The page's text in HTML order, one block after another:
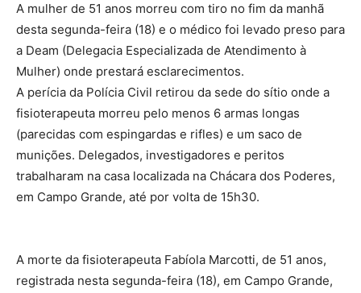
A mulher de 51 anos morreu com tiro no fim da manhã
desta segunda-feira (18) e o médico foi levado preso para
a Deam (Delegacia Especializada de Atendimento à
Mulher) onde prestará esclarecimentos.
A perícia da Polícia Civil retirou da sede do sítio onde a
fisioterapeuta morreu pelo menos 6 armas longas
(parecidas com espingardas e rifles) e um saco de
munições. Delegados, investigadores e peritos
trabalharam na casa localizada na Chácara dos Poderes,
em Campo Grande, até por volta de 15h30.
A morte da fisioterapeuta Fabíola Marcotti, de 51 anos,
registrada nesta segunda-feira (18), em Campo Grande,